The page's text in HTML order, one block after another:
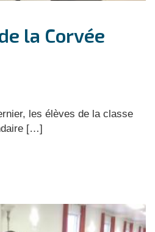
la Corvée
les élèves de la classe
[…]